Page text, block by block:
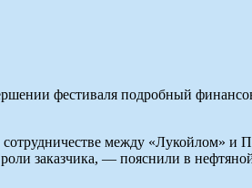
фестиваля подробный
между «Лукойлом» и
заказчика, — пояснили в